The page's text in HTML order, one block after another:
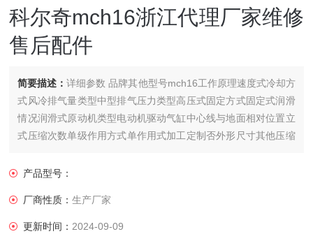
科尔奇mch16浙江代理厂家维修
售后配件
简要描述：详细参数 品牌其他型号mch16工作原理速度式冷却方
式风冷排气量类型中型排气压力类型高压式固定方式固定式润滑
情况润滑式原动机类型电动机驱动气缸中心线与地面相对位置立
式压缩次数单级作用方式单作用式加工定制否外形尺寸其他压缩
产品型号：
厂商性质：生产厂家
更新时间： 2024-09-09